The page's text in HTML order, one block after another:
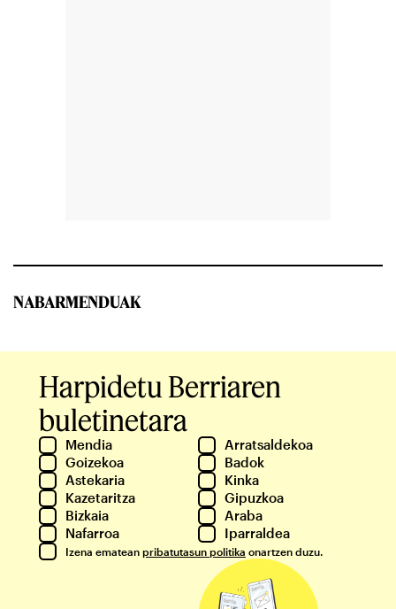
NABARMENDUAK
Harpidetu Berriaren
buletinetara
Mendia
Arratsaldekoa
Goizekoa
Badok
Astekaria
Kinka
Kazetaritza
Gipuzkoa
Bizkaia
Araba
Nafarroa
Iparraldea
Izena ematean pribatutasun politika onartzen duzu.